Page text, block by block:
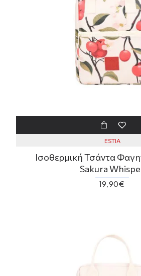
ESTIA
Ισοθερμική Τσάντα
Sakura
19,90€